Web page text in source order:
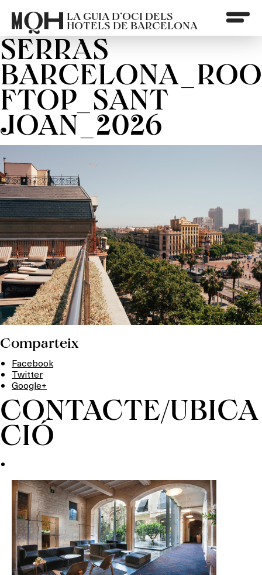
LA GUIA D’OCI DELS
HOTELS DE BARCELONA
HOTELS
TERRASSES
BARS
SERRAS
BARCELONA_ROO
FTOP_SANT
JOAN_2026
Comparteix
Facebook
Twitter
Google+
CONTACTE/UBICA
CIÓ